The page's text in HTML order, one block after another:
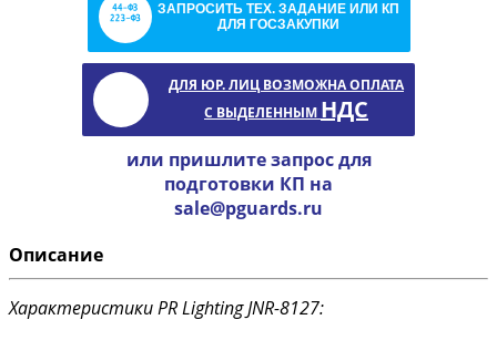
ЗАПРОСИТЬ ТЕХ. ЗАДАНИЕ ИЛИ КП
ДЛЯ ГОСЗАКУПКИ
ДЛЯ ЮР. ЛИЦ ВОЗМОЖНА ОПЛАТА
С ВЫДЕЛЕННЫМ НДС
или пришлите запрос для
подготовки КП на
sale@pguards.ru
Описание
Характеристики PR Lighting JNR-8127: